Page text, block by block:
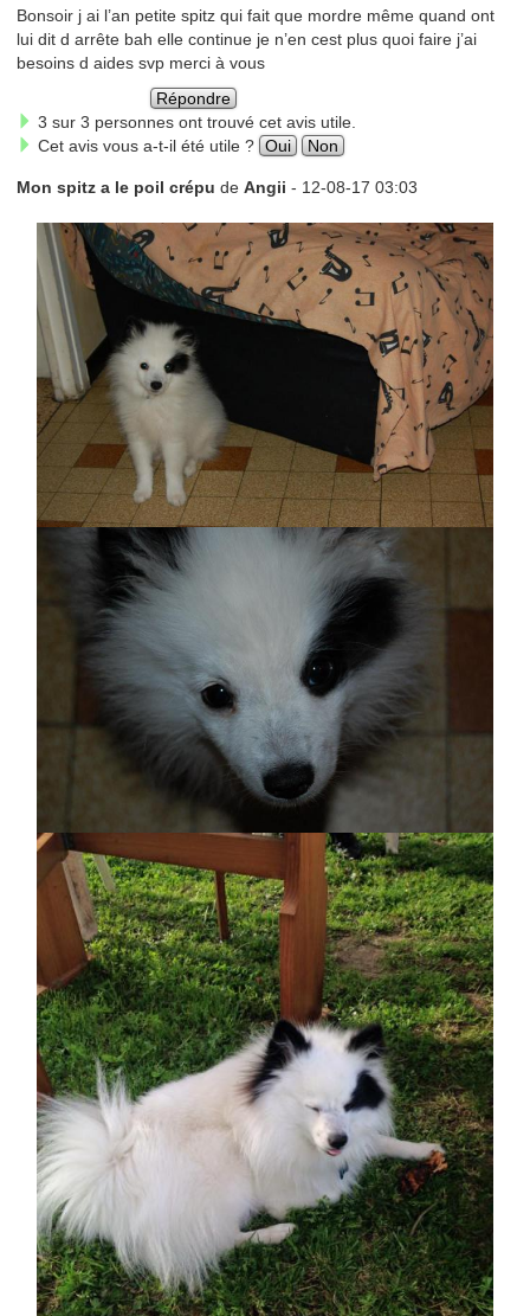
Bonsoir j ai l’an petite spitz qui fait que mordre même quand ont
lui dit d arrête bah elle continue je n’en cest plus quoi faire j’ai
besoins d aides svp merci à vous
Répondre
3 sur 3 personnes ont trouvé cet avis utile.
Cet avis vous a-t-il été utile ? Oui Non
Mon spitz a le poil crépu de Angii - 12-08-17 03:03